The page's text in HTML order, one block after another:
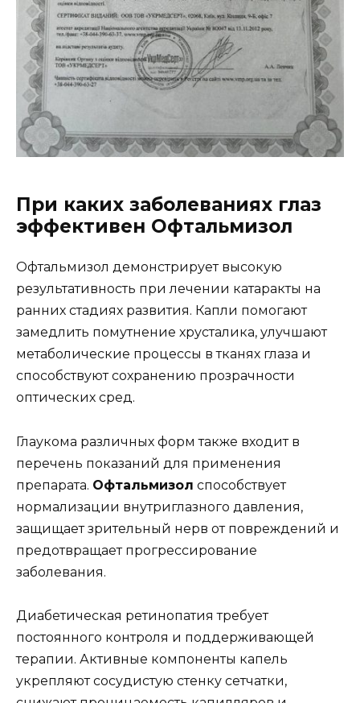
При каких заболеваниях глаз
эффективен Офтальмизол
Офтальмизол демонстрирует высокую
результативность при лечении катаракты на
ранних стадиях развития. Капли помогают
замедлить помутнение хрусталика, улучшают
метаболические процессы в тканях глаза и
способствуют сохранению прозрачности
оптических сред.
Глаукома различных форм также входит в
перечень показаний для применения
препарата. Офтальмизол способствует
нормализации внутриглазного давления,
защищает зрительный нерв от повреждений и
предотвращает прогрессирование
заболевания.
Диабетическая ретинопатия требует
постоянного контроля и поддерживающей
терапии. Активные компоненты капель
укрепляют сосудистую стенку сетчатки,